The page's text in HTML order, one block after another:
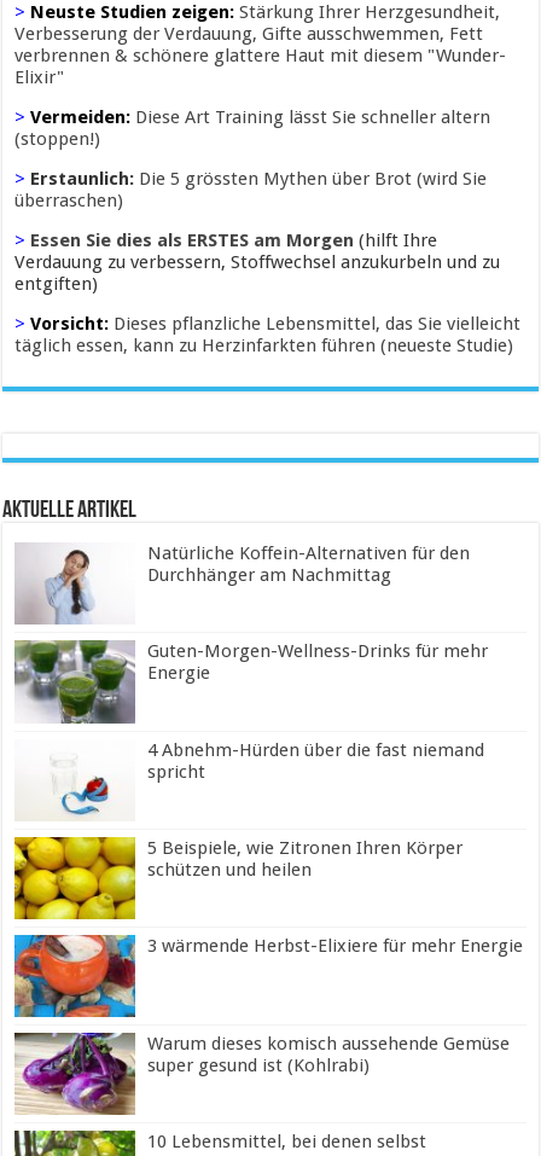
> Neuste Studien zeigen:Stärkung Ihrer Herzgesundheit,
Verbesserung der Verdauung, Gifte ausschwemmen, Fett
verbrennen & schönere glattere Haut mit diesem "Wunder-
Elixir"
> Vermeiden: Diese Art Training lässt Sie schneller altern
(stoppen!)
> Erstaunlich: Die 5 grössten Mythen über Brot (wird Sie
überraschen)
> Essen Sie dies als ERSTES am Morgen (hilft Ihre
Verdauung zu verbessern, Stoffwechsel anzukurbeln und zu
entgiften)
> Vorsicht: Dieses pflanzliche Lebensmittel, das Sie vielleicht
täglich essen, kann zu Herzinfarkten führen (neueste Studie)
Aktuelle Artikel
Natürliche Koffein-Alternativen für den
Durchhänger am Nachmittag
Guten-Morgen-Wellness-Drinks für mehr
Energie
4 Abnehm-Hürden über die fast niemand
spricht
5 Beispiele, wie Zitronen Ihren Körper
schützen und heilen
3 wärmende Herbst-Elixiere für mehr Energie
Warum dieses komisch aussehende Gemüse
super gesund ist (Kohlrabi)
10 Lebensmittel, bei denen selbst